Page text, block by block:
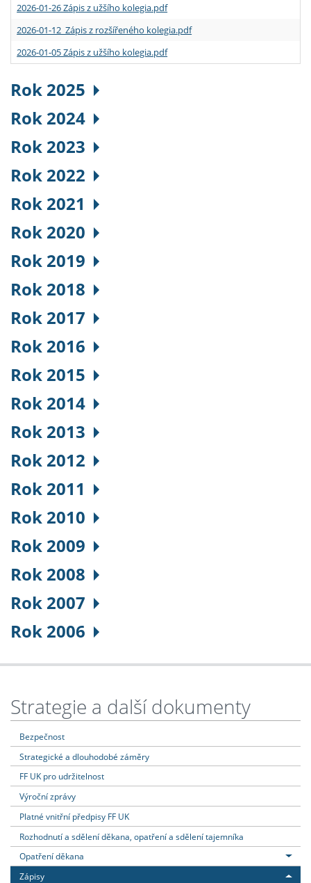
2026-01-26 Zápis z užšího kolegia.pdf
2026-01-12 Zápis z rozšířeného kolegia.pdf
2026-01-05 Zápis z užšího kolegia.pdf
Rok 2025
Rok 2024
Rok 2023
Rok 2022
Rok 2021
Rok 2020
Rok 2019
Rok 2018
Rok 2017
Rok 2016
Rok 2015
Rok 2014
Rok 2013
Rok 2012
Rok 2011
Rok 2010
Rok 2009
Rok 2008
Rok 2007
Rok 2006
Strategie a další dokumenty
Bezpečnost
Strategické a dlouhodobé záměry
FF UK pro udržitelnost
Výroční zprávy
Platné vnitřní předpisy FF UK
Rozhodnutí a sdělení děkana, opatření a sdělení tajemníka
Opatření děkana
Zápisy